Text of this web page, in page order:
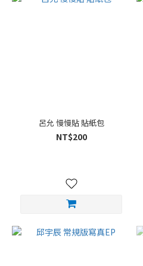
呂允 慢慢貼 貼紙包
NT$200